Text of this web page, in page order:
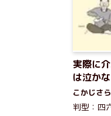
実際に
は泣か
こかじさ
判型：四